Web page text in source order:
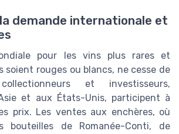
demande internationale et
pour les vins plus rares et
soient rouges ou blancs, ne cesse de
et investisseurs,
et aux États-Unis, participent à
prix. Les ventes aux enchères, où
bouteilles de Romanée-Conti, de